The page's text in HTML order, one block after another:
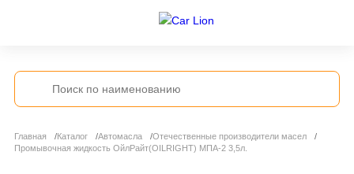
Главная Каталог Автомасла
Отечественные производители масел
Промывочная жидкость ОйлРайт(OILRIGHT) МПА-2 3,5л.